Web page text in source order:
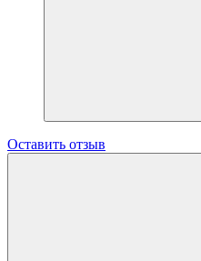
Оставить отзыв